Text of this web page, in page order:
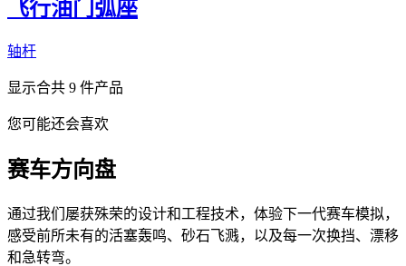
飞行油门弧座
轴杆
显示合共 9 件产品
您可能还会喜欢
赛车方向盘
通过我们屡获殊荣的设计和工程技术，体验下一代赛车模拟，
感受前所未有的活塞轰鸣、砂石飞溅，以及每一次换挡、漂移
和急转弯。